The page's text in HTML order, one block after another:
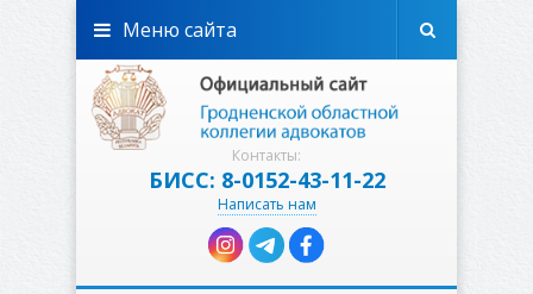
Контакты:
БИСС: 8-0152-43-11-22
Написать нам
Меню сайта